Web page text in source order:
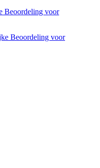
Beoordeling voor
Beoordeling voor